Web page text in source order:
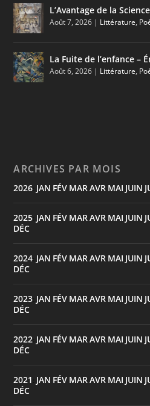
L’Avantage de la
Août 7, 2026 | Littérature,
La Fuite de l’enfance –
Août 6, 2026 | Littérature,
ARCHIVES PAR MOIS
2026 JAN FÉV MARAVR MAI JUIN
2025 JAN FÉV MARAVR MAI JUIN
DÉC
2024 JAN FÉV MARAVR MAI JUIN
DÉC
2023 JAN FÉV MARAVR MAI JUIN
DÉC
2022 JAN FÉV MARAVR MAI JUIN
DÉC
2021 JAN FÉV MARAVR MAI JUIN
DÉC